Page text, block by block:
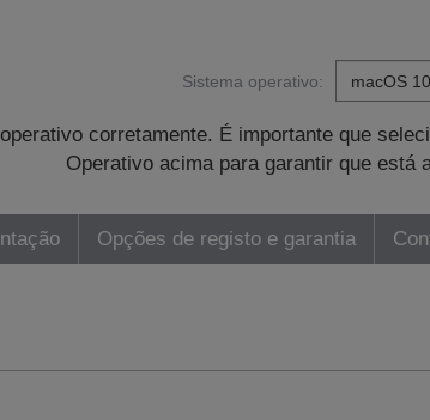
Sistema operativo:
corretamente. É importante que
Operativo acima para garantir que está
Opções de registo e garantia